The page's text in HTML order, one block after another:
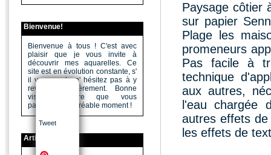
Tweet
Bienvenue!
Bienvenue à tous ! C'est avec
plaisir que je vous invite à
découvrir mes aquarelles. Ce
site est en évolution constante, s'
il vous a plu n' hésitez pas à y
revenir régulièrement. Bonne
visite, j'espère que vous
passerez un agréable moment !
Articles
Paysage côtier
sur papier
Plage les
promeneurs
Pas facile à
technique
aux autres,
l'eau chargée
autres effets
les effets de